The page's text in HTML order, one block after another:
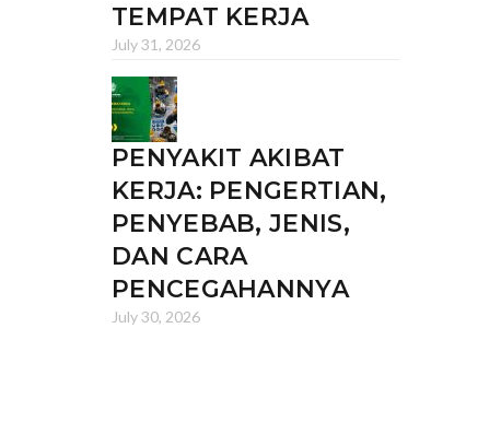
TEMPAT KERJA
July 31, 2026
PENYAKIT AKIBAT
KERJA: PENGERTIAN,
PENYEBAB, JENIS,
DAN CARA
PENCEGAHANNYA
July 30, 2026